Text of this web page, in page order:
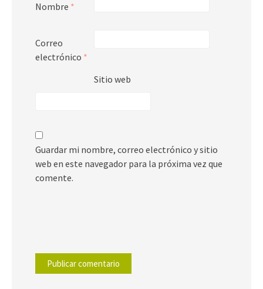
Nombre *
Correo
electrónico *
Sitio web
Guardar mi nombre, correo electrónico y sitio
web en este navegador para la próxima vez que
comente.